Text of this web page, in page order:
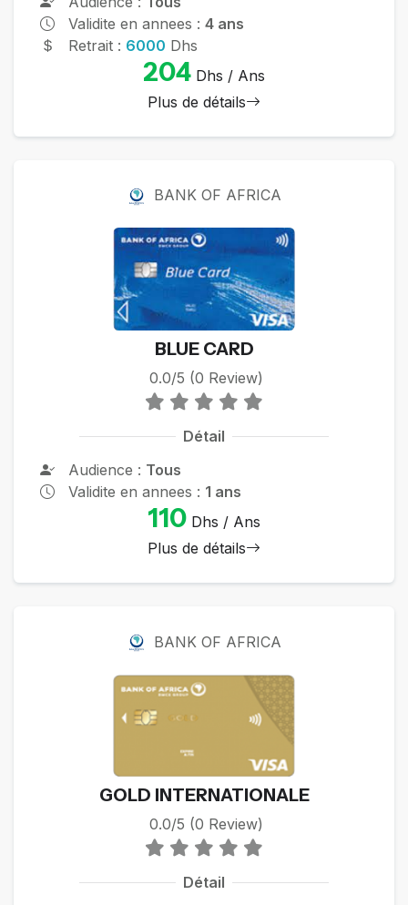
Validite en annees : 4 ans
Retrait : 6000 Dhs
204 Dhs / Ans
Plus de détails
BANK OF AFRICA
BLUE CARD
0.0/5 (0 Review)
Détail
Audience : Tous
Validite en annees : 1 ans
110 Dhs / Ans
Plus de détails
BANK OF AFRICA
GOLD INTERNATIONALE
0.0/5 (0 Review)
Détail